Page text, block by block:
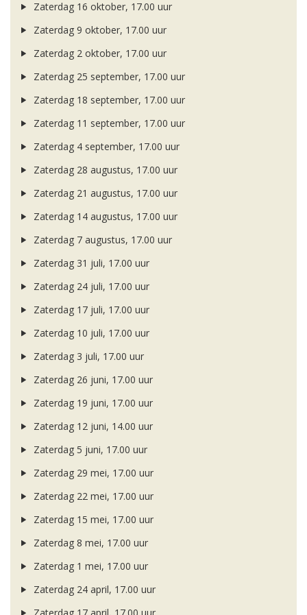
Zaterdag 16 oktober, 17.00 uur
Zaterdag 9 oktober, 17.00 uur
Zaterdag 2 oktober, 17.00 uur
Zaterdag 25 september, 17.00 uur
Zaterdag 18 september, 17.00 uur
Zaterdag 11 september, 17.00 uur
Zaterdag 4 september, 17.00 uur
Zaterdag 28 augustus, 17.00 uur
Zaterdag 21 augustus, 17.00 uur
Zaterdag 14 augustus, 17.00 uur
Zaterdag 7 augustus, 17.00 uur
Zaterdag 31 juli, 17.00 uur
Zaterdag 24 juli, 17.00 uur
Zaterdag 17 juli, 17.00 uur
Zaterdag 10 juli, 17.00 uur
Zaterdag 3 juli, 17.00 uur
Zaterdag 26 juni, 17.00 uur
Zaterdag 19 juni, 17.00 uur
Zaterdag 12 juni, 14.00 uur
Zaterdag 5 juni, 17.00 uur
Zaterdag 29 mei, 17.00 uur
Zaterdag 22 mei, 17.00 uur
Zaterdag 15 mei, 17.00 uur
Zaterdag 8 mei, 17.00 uur
Zaterdag 1 mei, 17.00 uur
Zaterdag 24 april, 17.00 uur